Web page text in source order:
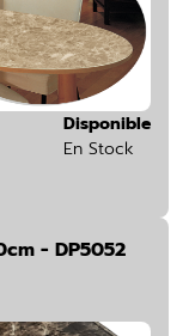
Disponible
En Stock
- DP5052